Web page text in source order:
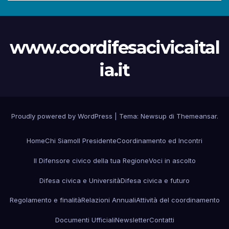
www.coordifesacivicaital
ia.it
Proudly powered by WordPress Tema: Newsup di Themeansar.
HomeChi SiamoIl PresidenteCoordinamento ed Incontri
Il Difensore civico della tua RegioneVoci in ascolto
Difesa civica e UniversitàDifesa civica e futuro
Regolamento e finalitàRelazioni AnnualiAttività del coordinamento
Documenti UfficialiNewsletterContatti